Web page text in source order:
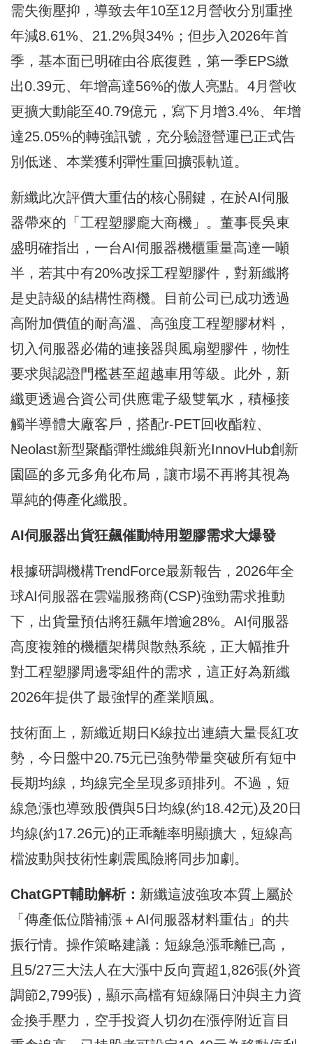
需失衡壓抑，導致去年10至12月營收分別重挫
年減8.61%、21.2%與34%；但步入2026年首
季，基本面已明確由谷底復甦，第一季EPS繳
出0.39元、年增高達56%的傲人亮點。4月營收
更擴大動能至40.79億元，寫下月增3.4%、年增
達25.05%的轉強訊號，充分驗證營運已正式告
別低迷、本業獲利彈性重回擴張軌道。
新纖此次評價大重估的核心關鍵，在於AI伺服
器帶來的「工程塑膠龐大商機」。董事長吳東
盛明確指出，一台AI伺服器機櫃重量高達一噸
半，若其中有20%改採工程塑膠件，對新纖將
是史詩級的結構性商機。目前公司已成功透過
高附加價值的耐高溫、高強度工程塑膠材料，
切入伺服器必備的連接器與風扇塑膠件，物性
要求與認證門檻甚至超越車用等級。此外，新
纖更透過合資公司供應電子級雙氧水，積極接
觸半導體大廠客戶，搭配r-PET回收酯粒、
Neolast新型聚酯彈性纖維與新光InnovHub創新
園區的多元多角化布局，讓市場不再將其視為
單純的傳產化纖股。
AI伺服器出貨狂飆催動特用塑膠需求大爆發
根據研調機構TrendForce最新報告，2026年全
球AI伺服器在雲端服務商(CSP)強勁需求推動
下，出貨量預估將狂飆年增逾28%。AI伺服器
高度複雜的機櫃架構與散熱系統，正大幅推升
對工程塑膠周邊零組件的需求，這正好為新纖
2026年提供了最強悍的產業順風。
技術面上，新纖近期日K線拉出連續大量長紅攻
勢，今日盤中20.75元已強勢帶量突破所有短中
長期均線，均線完全呈現多頭排列。不過，短
線急漲也導致股價與5日均線(約18.42元)及20日
均線(約17.26元)的正乖離率明顯擴大，短線高
檔波動與技術性劇震風險將同步加劇。
ChatGPT輔助解析： 新纖這波強攻本質上屬於
「傳產低位階補漲＋AI伺服器材料重估」的共
振行情。操作策略建議：短線急漲乖離已高，
且5/27三大法人在大漲中反向賣超1,826張(外資
調節2,799張)，顯示高檔有短線隔日沖與主力資
金換手壓力，空手投資人切勿在漲停附近盲目